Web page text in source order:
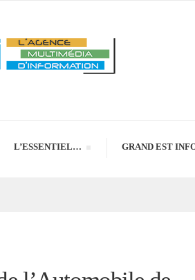
L’ESSENTIEL… GRAND EST